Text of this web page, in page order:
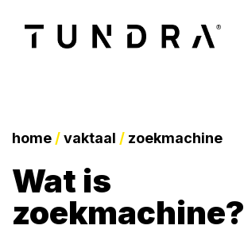
home /vaktaal / zoekmachine
wat is
zoekmachine?